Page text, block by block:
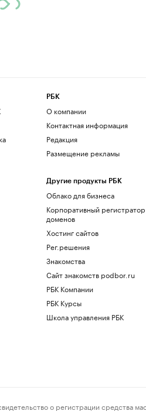
РБК
О компании
Контактная информация
Редакция
Размещение рекламы
Другие продукты РБК
Облако для бизнеса
Корпоративный регистратор
доменов
Хостинг сайтов
Рег.решения
Знакомства
Сайт знакомств podbor.ru
РБК Компании
РБК Курсы
Школа управления РБК
о регистрации средства